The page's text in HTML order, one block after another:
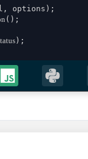
options);
();
);